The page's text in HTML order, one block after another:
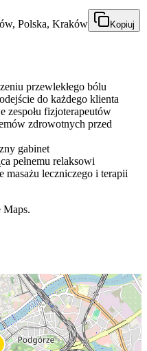
Polska, Kraków Kopiuj
przewlekłego bólu
do każdego klienta
zespołu fizjoterapeutów
zdrowotnych przed
gabinet
pełnemu relaksowi
masażu leczniczego i terapii
Maps.